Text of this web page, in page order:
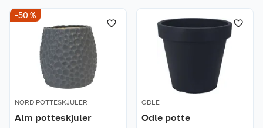
-50 %
NORD POTTESKJULER
Alm potteskjuler
ODLE
Odle potte
Om oss
Nyheter
Kundeservice
Kontakt oss
Angre- og returrett